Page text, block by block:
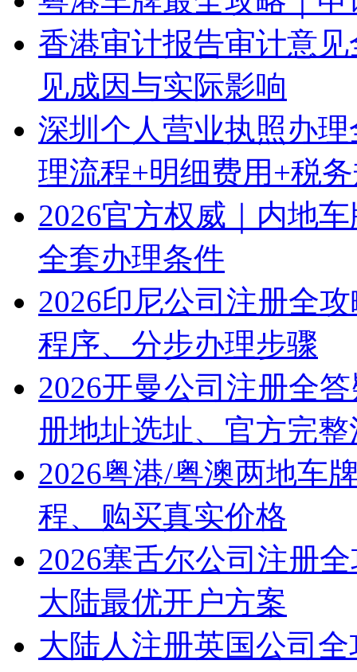
香港审计报告审计意
见成因与实际影响
深圳个人营业执照办
理流程+明细费用+税
2026官方权威｜内地
全套办理条件
2026印尼公司注册全
程序、分步办理步骤
2026开曼公司注册全
册地址选址、官方完
2026粤港/粤澳两地车
程、购买真实价格
2026塞舌尔公司注册
大陆最优开户方案
大陆人注册英国公司